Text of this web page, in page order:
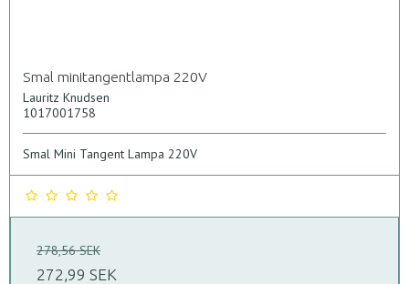
Smal minitangentlampa 220V
Lauritz Knudsen
1017001758
Smal Mini Tangent Lampa 220V
278,56 SEK
272,99 SEK